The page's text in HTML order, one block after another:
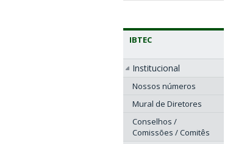
IBTEC
Institucional
Nossos números
Mural de Diretores
Conselhos /
Comissões / Comitês